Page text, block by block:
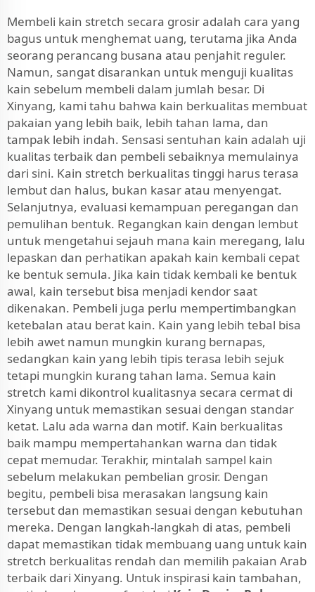
Membeli kain stretch secara grosir adalah cara yang
bagus untuk menghemat uang, terutama jika Anda
seorang perancang busana atau penjahit reguler.
Namun, sangat disarankan untuk menguji kualitas
kain sebelum membeli dalam jumlah besar. Di
Xinyang, kami tahu bahwa kain berkualitas membuat
pakaian yang lebih baik, lebih tahan lama, dan
tampak lebih indah. Sensasi sentuhan kain adalah uji
kualitas terbaik dan pembeli sebaiknya memulainya
dari sini. Kain stretch berkualitas tinggi harus terasa
lembut dan halus, bukan kasar atau menyengat.
Selanjutnya, evaluasi kemampuan peregangan dan
pemulihan bentuk. Regangkan kain dengan lembut
untuk mengetahui sejauh mana kain meregang, lalu
lepaskan dan perhatikan apakah kain kembali cepat
ke bentuk semula. Jika kain tidak kembali ke bentuk
awal, kain tersebut bisa menjadi kendor saat
dikenakan. Pembeli juga perlu mempertimbangkan
ketebalan atau berat kain. Kain yang lebih tebal bisa
lebih awet namun mungkin kurang bernapas,
sedangkan kain yang lebih tipis terasa lebih sejuk
tetapi mungkin kurang tahan lama. Semua kain
stretch kami dikontrol kualitasnya secara cermat di
Xinyang untuk memastikan sesuai dengan standar
ketat. Lalu ada warna dan motif. Kain berkualitas
baik mampu mempertahankan warna dan tidak
cepat memudar. Terakhir, mintalah sampel kain
sebelum melakukan pembelian grosir. Dengan
begitu, pembeli bisa merasakan langsung kain
tersebut dan memastikan sesuai dengan kebutuhan
mereka. Dengan langkah-langkah di atas, pembeli
dapat memastikan tidak membuang uang untuk kain
stretch berkualitas rendah dan memilih pakaian Arab
terbaik dari Xinyang. Untuk inspirasi kain tambahan,